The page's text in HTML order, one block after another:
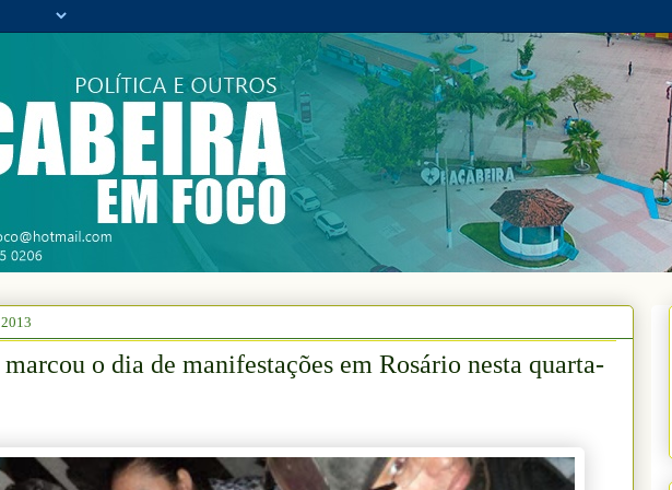
o dia de manifestações em Rosário nesta quarta-